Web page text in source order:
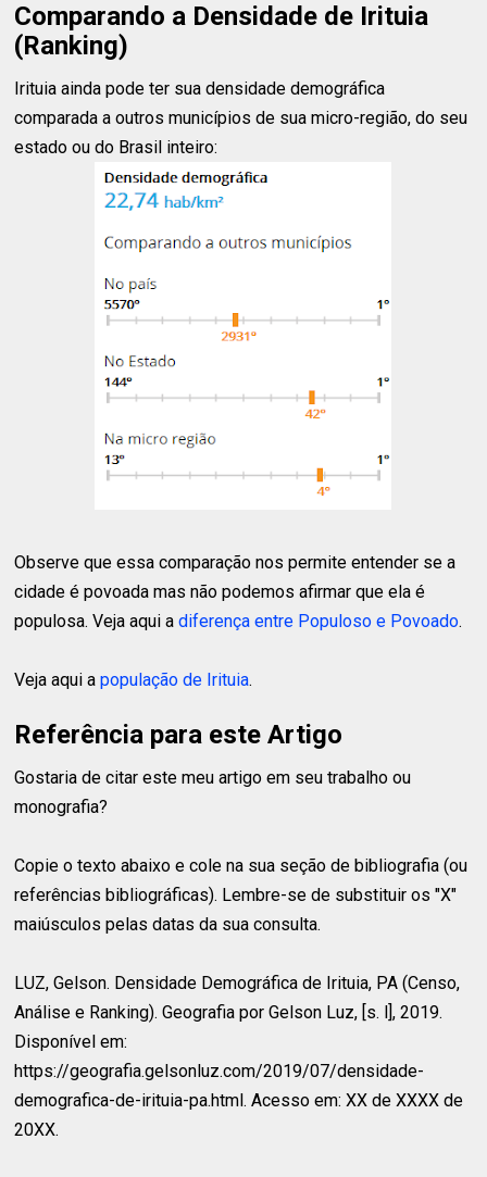
Comparando a Densidade de Irituia
(Ranking)
Irituia ainda pode ter sua densidade demográfica
comparada a outros municípios de sua micro-região, do seu
estado ou do Brasil inteiro:
Observe que essa comparação nos permite entender se a
cidade é povoada mas não podemos afirmar que ela é
populosa. Veja aqui adiferença entre Populoso e Povoado.
Veja aqui apopulação de Irituia.
Referência para este Artigo
Gostaria de citar este meu artigo em seu trabalho ou
monografia?
Copie o texto abaixo e cole na sua seção de bibliografia (ou
referências bibliográficas). Lembre-se de substituir os "X"
maiúsculos pelas datas da sua consulta.
LUZ, Gelson. Densidade Demográfica de Irituia, PA (Censo,
Análise e Ranking). Geografia por Gelson Luz, [s. l], 2019.
Disponível em:
https://geografia.gelsonluz.com/2019/07/densidade-
demografica-de-irituia-pa.html. Acesso em: XX de XXXX de
20XX.